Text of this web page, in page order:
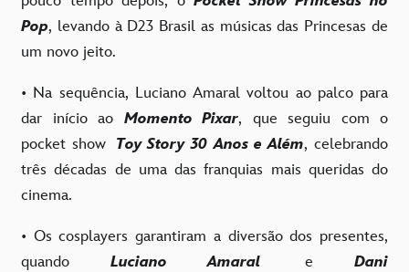
Pop, levando à D23 Brasil as músicas das Princesas de
um novo jeito.
• Na sequência, Luciano Amaral voltou ao palco para
dar início ao Momento Pixar, que seguiu com o
pocket show Toy Story 30 Anos e Além, celebrando
três décadas de uma das franquias mais queridas do
cinema.
• Os cosplayers garantiram a diversão dos presentes,
quando Luciano Amaral e Dani